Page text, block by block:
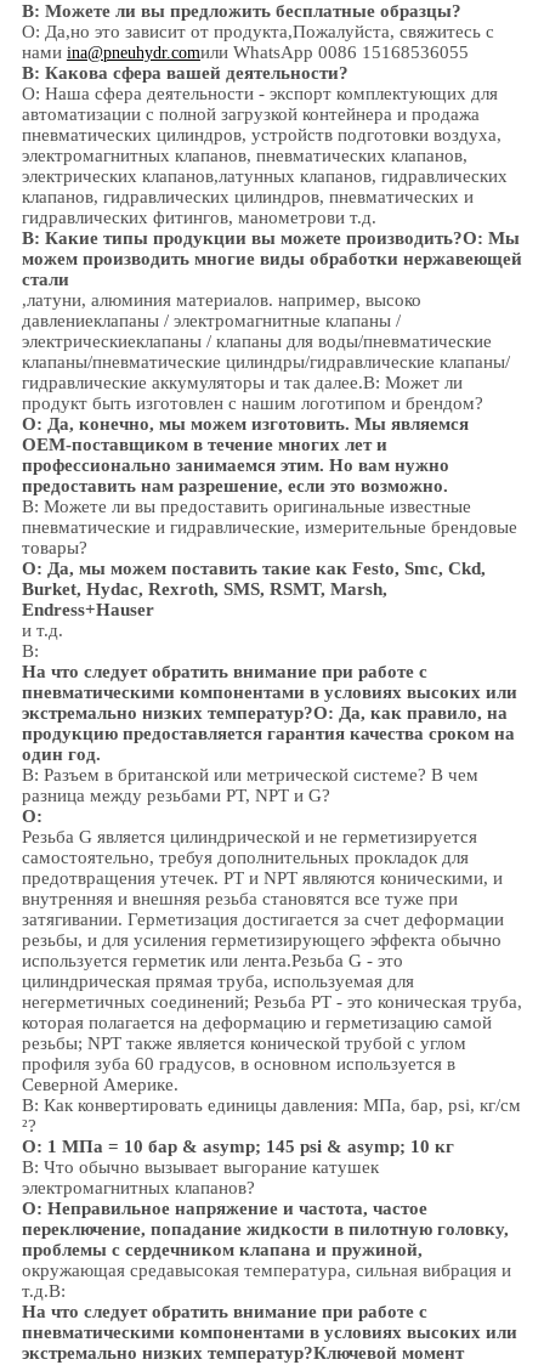
В: Можете ли вы предложить бесплатные образцы?
О: Да,но это зависит от продукта,Пожалуйста, свяжитесь с
нами ina@pneuhydr.comили WhatsApp 0086 15168536055
В: Какова сфера вашей деятельности?
О: Наша сфера деятельности - экспорт комплектующих для
автоматизации с полной загрузкой контейнера и продажа
пневматических цилиндров, устройств подготовки воздуха,
электромагнитных клапанов, пневматических клапанов,
электрических клапанов,латунных клапанов, гидравлических
клапанов, гидравлических цилиндров, пневматических и
гидравлических фитингов, манометрови т.д.
В: Какие типы продукции вы можете производить?О: Мы
можем производить многие виды обработки нержавеющей
стали
,латуни, алюминия материалов. например, высоко
давлениеклапаны / электромагнитные клапаны /
электрическиеклапаны / клапаны для воды/пневматические
клапаны/пневматические цилиндры/гидравлические клапаны/
гидравлические аккумуляторы и так далее.В: Может ли
продукт быть изготовлен с нашим логотипом и брендом?
О: Да, конечно, мы можем изготовить. Мы являемся
OEM-поставщиком в течение многих лет и
профессионально занимаемся этим. Но вам нужно
предоставить нам разрешение, если это возможно.
В: Можете ли вы предоставить оригинальные известные
пневматические и гидравлические, измерительные брендовые
товары?
О: Да, мы можем поставить такие как Festo, Smc, Ckd,
Burket, Hydac, Rexroth, SMS, RSMT, Marsh,
Endress+Hauser
и т.д.
В:
На что следует обратить внимание при работе с
пневматическими компонентами в условиях высоких или
экстремально низких температур?О: Да, как правило, на
продукцию предоставляется гарантия качества сроком на
один год.
В: Разъем в британской или метрической системе? В чем
разница между резьбами PT, NPT и G?
О:
Резьба G является цилиндрической и не герметизируется
самостоятельно, требуя дополнительных прокладок для
предотвращения утечек. PT и NPT являются коническими, и
внутренняя и внешняя резьба становятся все туже при
затягивании. Герметизация достигается за счет деформации
резьбы, и для усиления герметизирующего эффекта обычно
используется герметик или лента.Резьба G - это
цилиндрическая прямая труба, используемая для
негерметичных соединений; Резьба PT - это коническая труба,
которая полагается на деформацию и герметизацию самой
резьбы; NPT также является конической трубой с углом
профиля зуба 60 градусов, в основном используется в
Северной Америке.
В: Как конвертировать единицы давления: МПа, бар, psi, кг/см
²?
О: 1 МПа = 10 бар & asymp; 145 psi & asymp; 10 кг
В: Что обычно вызывает выгорание катушек
электромагнитных клапанов?
О: Неправильное напряжение и частота, частое
переключение, попадание жидкости в пилотную головку,
проблемы с сердечником клапана и пружиной,
окружающая средавысокая температура, сильная вибрация и
т.д.В:
На что следует обратить внимание при работе с
пневматическими компонентами в условиях высоких или
экстремально низких температур?Ключевой момент